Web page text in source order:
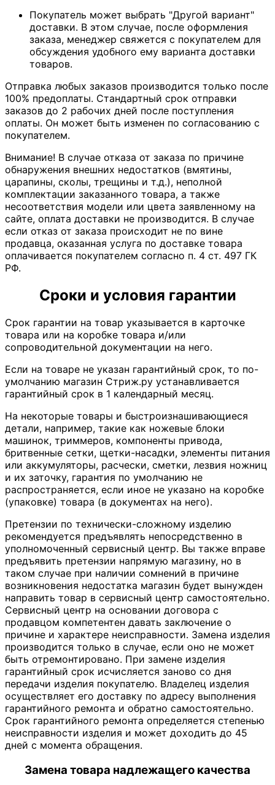
Покупатель может выбрать "Другой вариант"
доставки. В этом случае, после оформления
заказа, менеджер свяжется с покупателем для
обсуждения удобного ему варианта доставки
товаров.
Отправка любых заказов производится только после
100% предоплаты. Стандартный срок отправки
заказов до 2 рабочих дней после поступления
оплаты. Он может быть изменен по согласованию с
покупателем.
Внимание! В случае отказа от заказа по причине
обнаружения внешних недостатков (вмятины,
царапины, сколы, трещины и т.д.), неполной
комплектации заказанного товара, а также
несоответствия модели или цвета заявленному на
сайте, оплата доставки не производится. В случае
если отказ от заказа происходит не по вине
продавца, оказанная услуга по доставке товара
оплачивается покупателем согласно п. 4 ст. 497 ГК
РФ.
Сроки и условия гарантии
Срок гарантии на товар указывается в карточке
товара или на коробке товара и/или
сопроводительной документации на него.
Если на товаре не указан гарантийный срок, то по-
умолчанию магазин Стриж.ру устанавливается
гарантийный срок в 1 календарный месяц.
На некоторые товары и быстроизнашивающиеся
детали, например, такие как ножевые блоки
машинок, триммеров, компоненты привода,
бритвенные сетки, щетки-насадки, элементы питания
или аккумуляторы, расчески, сметки, лезвия ножниц
и их заточку, гарантия по умолчанию не
распространяется, если иное не указано на коробке
(упаковке) товара (в документах на него).
Претензии по технически-сложному изделию
рекомендуется предъявлять непосредственно в
уполномоченный сервисный центр. Вы также вправе
предъявить претензии напрямую магазину, но в
таком случае при наличии сомнений в причине
возникновения недостатка магазин будет вынужден
направить товар в сервисный центр самостоятельно.
Сервисный центр на основании договора с
продавцом компетентен давать заключение о
причине и характере неисправности. Замена изделия
производится только в случае, если оно не может
быть отремонтировано. При замене изделия
гарантийный срок исчисляется заново со дня
передачи изделия покупателю. Владелец изделия
осуществляет его доставку по адресу выполнения
гарантийного ремонта и обратно самостоятельно.
Срок гарантийного ремонта определяется степенью
неисправности изделия и может доходить до 45
дней с момента обращения.
Замена товара надлежащего качества